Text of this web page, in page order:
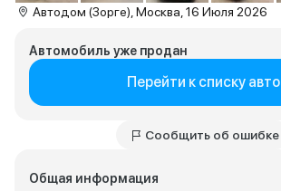
Автодом (Зорге), Москва, 16 Июля 2026
Автомобиль уже продан
Перейти к списку авто
Сообщить об ошибке
Общая информация